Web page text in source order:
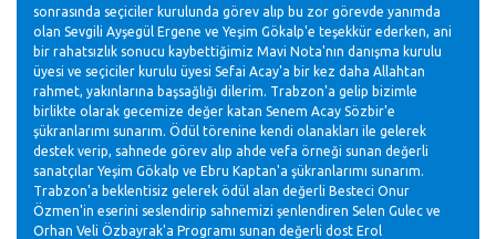
sonrasında seçiciler kurulunda görev alıp bu zor görevde yanımda
olan Sevgili Ayşegül Ergene ve Yeşim Gökalp'e teşekkür ederken, ani
bir rahatsızlık sonucu kaybettiğimiz Mavi Nota'nın danışma kurulu
üyesi ve seçiciler kurulu üyesi Sefai Acay'a bir kez daha Allahtan
rahmet, yakınlarına başsağlığı dilerim. Trabzon'a gelip bizimle
birlikte olarak gecemize değer katan Senem Acay Sözbir'e
şükranlarımı sunarım. Ödül törenine kendi olanakları ile gelerek
destek verip, sahnede görev alıp ahde vefa örneği sunan değerli
sanatçılar Yeşim Gökalp ve Ebru Kaptan'a şükranlarımı sunarım.
Trabzon'a beklentisiz gelerek ödül alan değerli Besteci Onur
Özmen'in eserini seslendirip sahnemizi şenlendiren Selen Gulec ve
Orhan Veli Özbayrak'a Programı sunan değerli dost Erol